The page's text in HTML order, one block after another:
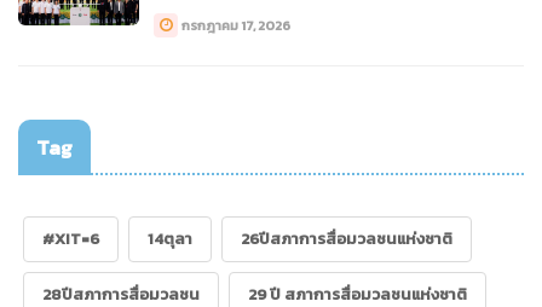
กรกฎาคม 17, 2026
Tag
#XIT=6 14ตุลา 26ปีสภาการสื่อมวลชนแห่งชาติ
28ปีสภาการสื่อมวลชน 29 ปี สภาการสื่อมวลชนแห่งชาติ